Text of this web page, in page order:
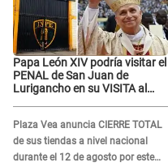
Papa León XIV podría visitar el
PENAL de San Juan de
Lurigancho en su VISITA al
Plaza Vea anuncia CIERRE TOTAL
de sus tiendas a nivel nacional
durante el 12 de agosto por este